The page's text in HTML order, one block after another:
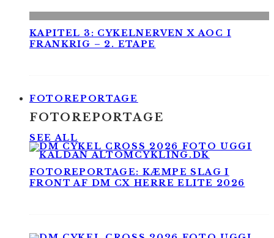
KAPITEL 3: CYKELNERVEN X AOC I
FRANKRIG – 2. ETAPE
FOTOREPORTAGE
FOTOREPORTAGE
SEE ALL
FOTOREPORTAGE: KÆMPE SLAG I
FRONT AF DM CX HERRE ELITE 2026